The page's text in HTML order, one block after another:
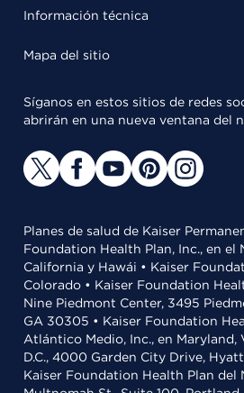
Información técnica
Mapa del sitio
Síganos en estos sitios de redes
abrirán en una nueva ventana del
Planes de salud de Kaiser
Foundation Health Plan, Inc., en el
California y Hawái • Kaiser
Colorado • Kaiser Foundation
Nine Piedmont Center, 3495
GA 30305 • Kaiser Foundation
Atlántico Medio, Inc., en
D.C., 4000 Garden City Drive,
Kaiser Foundation Health Plan del